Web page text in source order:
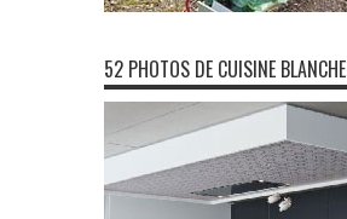
52 PHOTOS DE CUISINE BLANCHE